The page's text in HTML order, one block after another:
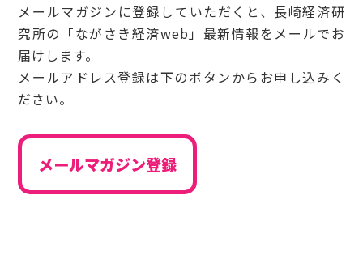
メールマガジンに登録していただくと、長崎経済研
究所の「ながさき経済web」最新情報をメールでお
届けします。
メールアドレス登録は下のボタンからお申し込みく
ださい。
メールマガジン登録